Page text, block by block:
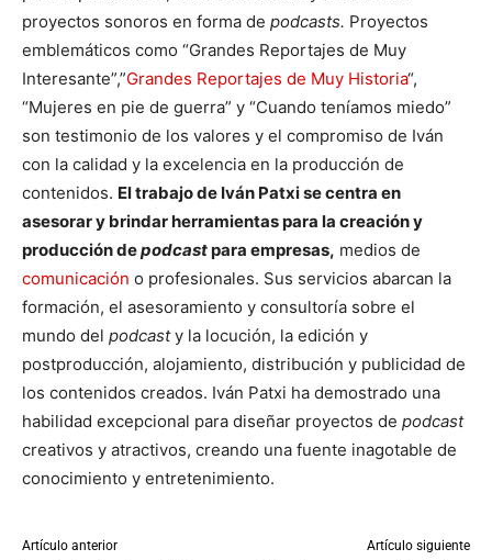
proyectos sonoros en forma de podcasts. Proyectos
emblemáticos como “Grandes Reportajes de Muy
Interesante”,”Grandes Reportajes de Muy Historia“,
“Mujeres en pie de guerra” y “Cuando teníamos miedo”
son testimonio de los valores y el compromiso de Iván
con la calidad y la excelencia en la producción de
contenidos. El trabajo de Iván Patxi se centra en
asesorar y brindar herramientas para la creación y
producción depodcastpara empresas, medios de
comunicación o profesionales. Sus servicios abarcan la
formación, el asesoramiento y consultoría sobre el
mundo del podcasty la locución, la edición y
postproducción, alojamiento, distribución y publicidad de
los contenidos creados. Iván Patxi ha demostrado una
habilidad excepcional para diseñar proyectos de podcast
creativos y atractivos, creando una fuente inagotable de
conocimiento y entretenimiento.
Artículo anterior Artículo siguiente